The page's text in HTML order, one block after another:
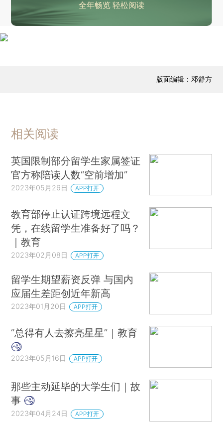
全年畅览 轻松阅读
版面编辑：邓舒方
相关阅读
英国限制部分留学生家属签证
官方称陪读人数“空前增加”
2023年05月26日 APP打开
教育部停止认证跨境远程文
凭，在线留学生准备好了吗？
｜教育
2023年02月08日 APP打开
留学生期望薪资反弹 与国内
应届生差距创近年新高
2023年01月20日 APP打开
“总得有人去擦亮星星”｜教育
2023年05月16日 APP打开
那些主动延毕的大学生们｜故
事
2023年04月24日 APP打开